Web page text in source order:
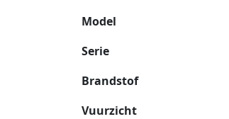
Model
Serie
Brandstof
Vuurzicht